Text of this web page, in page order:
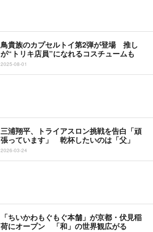
鳥貴族のカプセルトイ第2弾が登場 推し
が“トリキ店員”になれるコスチュームも
2025-08-01
三浦翔平、トライアスロン挑戦を告白「頑
張っています」 乾杯したいのは「父」
2026-03-24
「ちいかわもぐもぐ本舗」が京都・伏見稲
荷にオープン 「和」の世界観広がる